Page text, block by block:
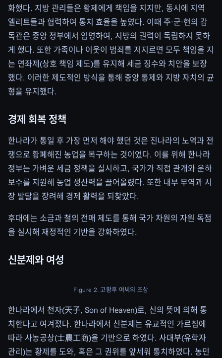
화했다. 지방 관리들은 황제에게 책임을 지지만, 동시에 지역
엘리트들과 협력하여 통치 효율을 높였다. 이때 주·군·현의 감
독관은 중앙 정부에서 임명하여, 지방의 권력이 독립하지 못하
게 했다. 또한 가족이나 이웃이 범죄를 저지르면 모두 책임을 지
는 연좌제(상호 책임 제도)를 유지해 세금 징수와 치안을 보장
했다. 이러한 제도적인 방식을 통해 중앙 통제와 지방 자치의 균
형을 유지했다.
경제 회복 정책
한나라가 통일 후 가장 먼저 해야 했던 것은 진나라의 노역과 전
쟁으로 황폐해진 농업을 복구하는 것이었다. 이를 위해 한나라
정부는 가벼운 세금 정책을 실시하고, 국가가 직접 관개와 운하
보수를 지원해 농업 생산력을 끌어올렸다. 또한 내부 무역과 시
장 발달을 장려해 경제 활력을 되찾았다.
후대에는 소금과 철의 전매 제도를 통해 국가 차원의 자원 독점
을 실시해 재정적인 기반을 강화하였다.
신분제와 여성
Figure 2. 고황후 여씨의 초상
한나라에서 천자(天子, Son of Heaven)로, 신의 뜻에 의해 통
치한다고 여겨졌다. 한나라에서 신분제는 유교적인 가르침에
따라 사농공상(士農工商)을 기반으로 하였다. 사대부(유학자
관리)는 황제를 도와, 혹은 그 권위를 앞세워 통치하였다. 농민